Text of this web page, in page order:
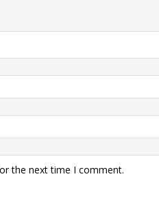
the next time I comment.